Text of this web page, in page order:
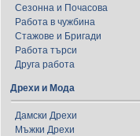
Сезонна и Почасова
Работа в чужбина
Стажове и Бригади
Работа търси
Друга работа
Дрехи и Мода
Дамски Дрехи
Мъжки Дрехи